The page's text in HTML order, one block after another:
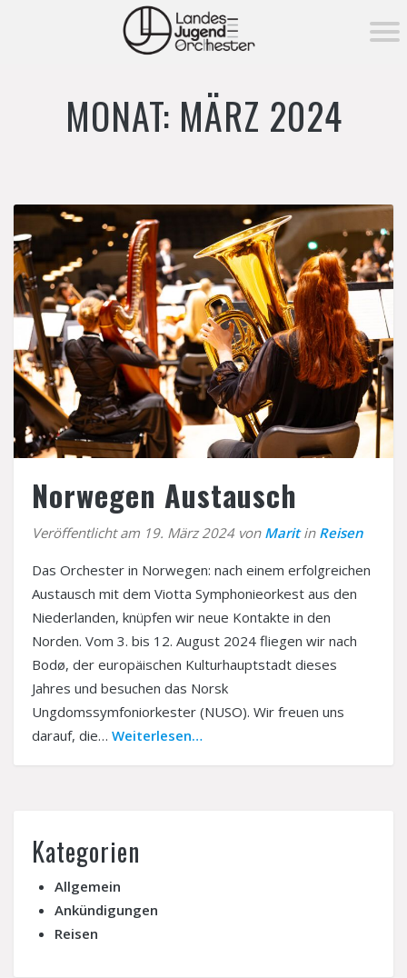
Aktuelle Konzerte
MITSPIELEN
Videos
NEWS
DAS ORCHESTER ▾
Über das Orchester
Orchester­vorstand
Unser Dirigent
Tutti Pro-Orchesterpatenschaft
Träger
FÖRDERUNG ▾
Förderung
→ Förderverein
MEHR ▾
Instrumentenverleih
Notenverleih
Kontakt
Interner Bereich
MONAT: MÄRZ 2024
Norwegen Austausch
Veröffentlicht am 19. März 2024 von Maritin Reisen
Das Orchester in Norwegen: nach einem erfolgreichen
Austausch mit dem Viotta Symphonieorkest aus den
Niederlanden, knüpfen wir neue Kontakte in den
Norden. Vom 3. bis 12. August 2024 fliegen wir nach
Bodø, der europäischen Kulturhauptstadt dieses
Jahres und besuchen das Norsk
Ungdomssymfoniorkester (NUSO). Wir freuen uns
darauf, die… Weiterlesen…
Kategorien
Allgemein
Ankündigungen
Reisen